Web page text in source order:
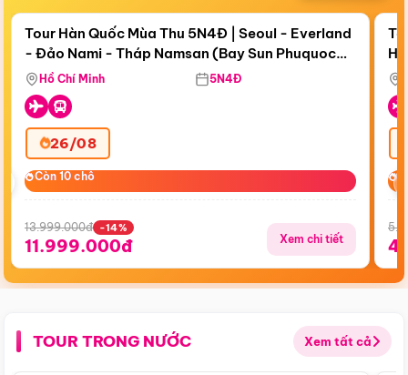
Còn18 ngày 06:17:52
Bay Sun Phuquoc Airways
Tour Hàn Quốc Mùa Thu 5N4Đ | Seoul - Everland
- Đảo Nami - Tháp Namsan (Bay Sun Phuquoc
Airways)
Hồ Chí Minh 5N4Đ
26/08
Còn 10 chỗ
Còn 10 chỗ
13.999.000đ -14%
11.999.000đ Xem chi tiết
TOUR TRONG NƯỚC Xem tất cả
Điểm nổi bật